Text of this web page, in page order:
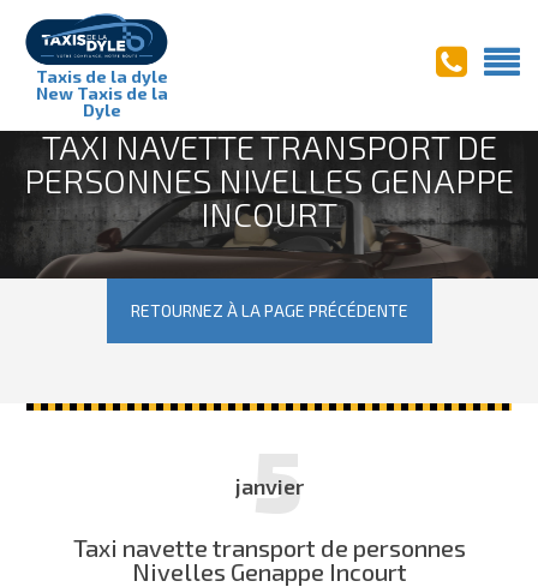
Taxis de la dyle
New Taxis de la
Dyle
TAXI NAVETTE TRANSPORT DE
PERSONNES NIVELLES GENAPPE
INCOURT
RETOURNEZ À LA PAGE PRÉCÉDENTE
5
janvier
Taxi navette transport de personnes
Nivelles Genappe Incourt